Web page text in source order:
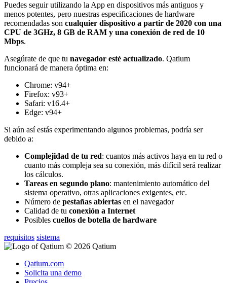
Puedes seguir utilizando la App en dispositivos más antiguos y
menos potentes, pero nuestras especificaciones de hardware
recomendadas son cualquier dispositivo a partir de 2020 con una
CPU de 3GHz, 8 GB de RAM y una conexión de red de 10
Mbps.
Asegúrate de que tu navegador esté actualizado. Qatium
funcionará de manera óptima en:
Chrome: v94+
Firefox: v93+
Safari: v16.4+
Edge: v94+
Si aún así estás experimentando algunos problemas, podría ser
debido a:
Complejidad de tu red: cuantos más activos haya en tu red o
cuanto más compleja sea su conexión, más difícil será realizar
los cálculos.
Tareas en segundo plano: mantenimiento automático del
sistema operativo, otras aplicaciones exigentes, etc.
Número de pestañas abiertas en el navegador
Calidad de tu conexión a Internet
Posibles cuellos de botella de hardware
requisitos sistema
© 2026 Qatium
Qatium.com
Solicita una demo